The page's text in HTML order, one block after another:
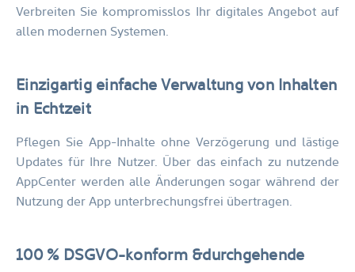
Verbreiten Sie kompromisslos Ihr digitales Angebot auf
allen modernen Systemen.
Einzigartig einfache Verwaltung von Inhalten
in Echtzeit
Pflegen Sie App-Inhalte ohne Verzögerung und lästige
Updates für Ihre Nutzer. Über das einfach zu nutzende
AppCenter werden alle Änderungen sogar während der
Nutzung der App unterbrechungsfrei übertragen.
100 % DSGVO-konform &durchgehende